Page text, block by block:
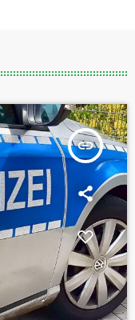
insert_link